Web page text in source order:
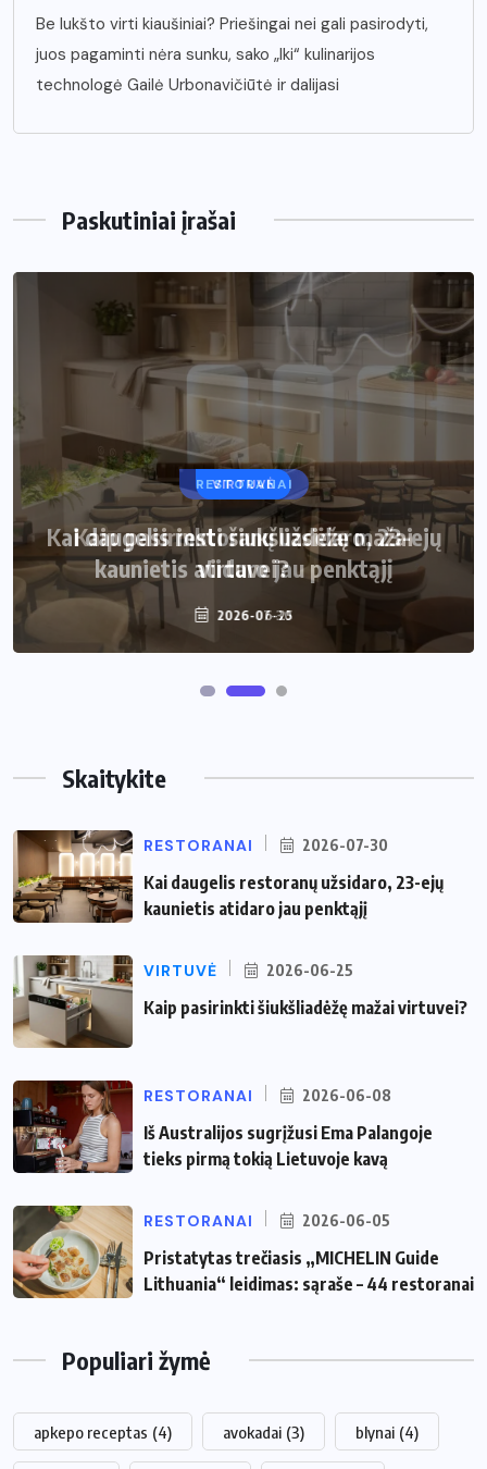
Be lukšto virti kiaušiniai? Priešingai nei gali pasirodyti,
juos pagaminti nėra sunku, sako „Iki“ kulinarijos
technologė Gailė Urbonavičiūtė ir dalijasi
Paskutiniai įrašai
VIRTUVĖ
Kaip pasirinkti šiukšliadėžę mažai
virtuvei?
2026-06-25
Skaitykite
RESTORANAI 2026-07-30
Kai daugelis restoranų užsidaro, 23-ejų
kaunietis atidaro jau penktąjį
VIRTUVĖ 2026-06-25
Kaip pasirinkti šiukšliadėžę mažai virtuvei?
RESTORANAI 2026-06-08
Iš Australijos sugrįžusi Ema Palangoje
tieks pirmą tokią Lietuvoje kavą
RESTORANAI 2026-06-05
Pristatytas trečiasis „MICHELIN Guide
Lithuania“ leidimas: sąraše – 44 restoranai
Populiari žymė
apkepo receptas (4) avokadai (3) blynai (4)